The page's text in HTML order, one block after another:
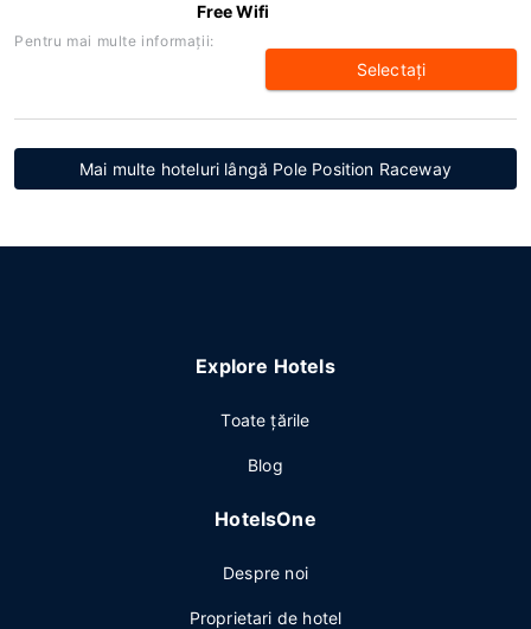
Free Wifi
Pentru mai multe informaţii:
Selectaţi
Mai multe hoteluri lângă Pole Position Raceway
Explore Hotels
Toate ţările
Blog
HotelsOne
Despre noi
Proprietari de hotel